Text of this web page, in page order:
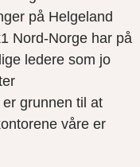
på Helgeland
Nord-Norge har på
ledere som jo
grunnen til at
våre er